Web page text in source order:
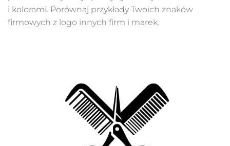
i kolorami. Porównaj przykłady Twoich znaków
firmowych z logo innych firm i marek.